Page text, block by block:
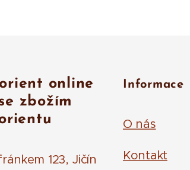
online
zbožím
123, Jičín
Informace
O nás
Kontakt